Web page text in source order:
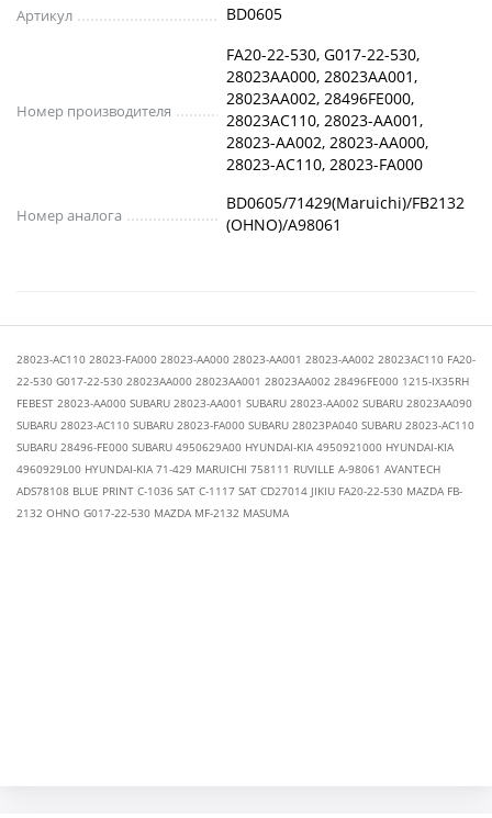
Артикул BD0605
Номер производителя
FA20-22-530, G017-22-530,
28023AA000, 28023AA001,
28023AA002, 28496FE000,
28023АС110, 28023-AA001,
28023-AA002, 28023-AA000,
28023-AC110, 28023-FA000
Номер аналога
BD0605/71429(Maruichi)/FB2132
(OHNO)/A98061
28023-AC110 28023-FA000 28023-AA000 28023-AA001 28023-AA002 28023АС110 FA20-
22-530 G017-22-530 28023AA000 28023AA001 28023AA002 28496FE000 1215-IX35RH
FEBEST 28023-AA000 SUBARU 28023-AA001 SUBARU 28023-AA002 SUBARU 28023AA090
SUBARU 28023-AC110 SUBARU 28023-FA000 SUBARU 28023PA040 SUBARU 28023-АС110
SUBARU 28496-FE000 SUBARU 4950629A00 HYUNDAI-KIA 4950921000 HYUNDAI-KIA
4960929L00 HYUNDAI-KIA 71-429 MARUICHI 758111 RUVILLE A-98061 AVANTECH
ADS78108 BLUE PRINT C-1036 SAT C-1117 SAT CD27014 JIKIU FA20-22-530 MAZDA FB-
2132 OHNO G017-22-530 MAZDA MF-2132 MASUMA